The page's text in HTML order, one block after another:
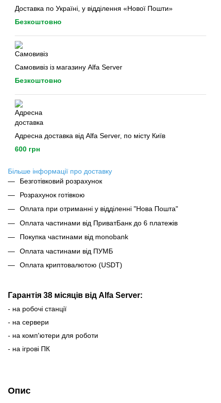
Доставка по Україні, у відділення «Нової Пошти»
Безкоштовно
Самовивіз із магазину Alfa Server
Безкоштовно
Адресна доставка від Alfa Server, по місту Київ
600 грн
Більше інформації про доставку
Безготівковий розрахунок
Розрахунок готівкою
Оплата при отриманні у відділенні "Нова Пошта"
Оплата частинами від ПриватБанк до 6 платежів
Покупка частинами від monobank
Оплата частинами від ПУМБ
Оплата криптовалютою (USDT)
Гарантія 38 місяців від Alfa Server:
- на робочі станції
- на сервери
- на комп'ютери для роботи
- на ігрові ПК
Опис